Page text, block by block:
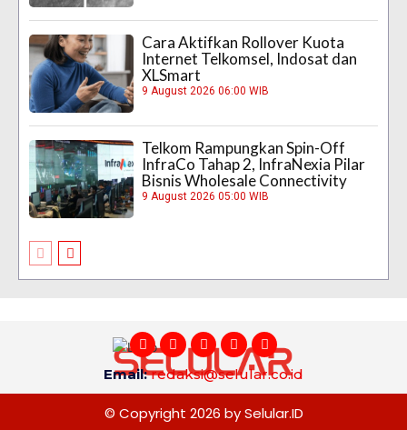
Cara Aktifkan Rollover Kuota
Internet Telkomsel, Indosat dan
XLSmart
9 August 2026 06:00 WIB
Telkom Rampungkan Spin-Off
InfraCo Tahap 2, InfraNexia Pilar
Bisnis Wholesale Connectivity
9 August 2026 05:00 WIB
Email:redaksi@selular.co.id
© Copyright 2026 by Selular.ID